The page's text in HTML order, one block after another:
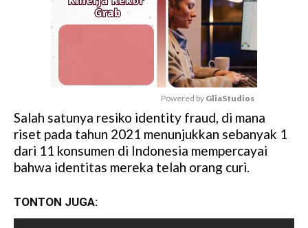
M
u
t
e
Powered by GliaStudios
Salah satunya resiko identity fraud, di mana
riset pada tahun 2021 menunjukkan sebanyak 1
dari 11 konsumen di Indonesia mempercayai
bahwa identitas mereka telah orang curi.
TONTON JUGA: